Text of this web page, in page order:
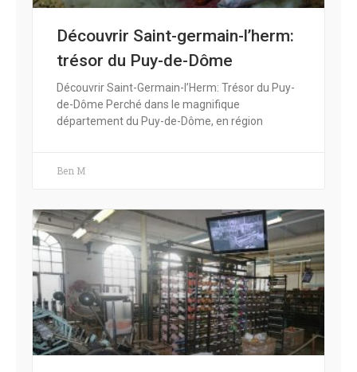
Découvrir Saint-germain-l’herm:
trésor du Puy-de-Dôme
Découvrir Saint-Germain-l’Herm: Trésor du Puy-
de-Dôme Perché dans le magnifique
département du Puy-de-Dôme, en région
Ben M